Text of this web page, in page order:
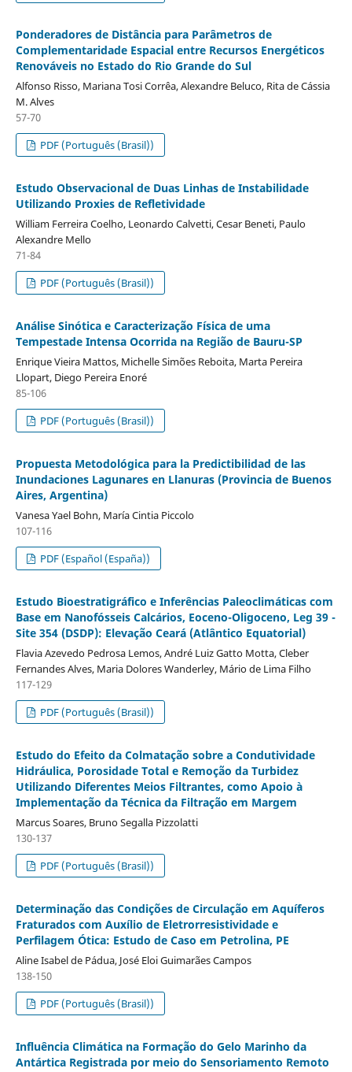
Ponderadores de Distância para Parâmetros de
Complementaridade Espacial entre Recursos Energéticos
Renováveis no Estado do Rio Grande do Sul
Alfonso Risso, Mariana Tosi Corrêa, Alexandre Beluco, Rita de Cássia
M. Alves
57-70
PDF (Português (Brasil))
Estudo Observacional de Duas Linhas de Instabilidade
Utilizando Proxies de Refletividade
William Ferreira Coelho, Leonardo Calvetti, Cesar Beneti, Paulo
Alexandre Mello
71-84
PDF (Português (Brasil))
Análise Sinótica e Caracterização Física de uma
Tempestade Intensa Ocorrida na Região de Bauru-SP
Enrique Vieira Mattos, Michelle Simões Reboita, Marta Pereira
Llopart, Diego Pereira Enoré
85-106
PDF (Português (Brasil))
Propuesta Metodológica para la Predictibilidad de las
Inundaciones Lagunares en Llanuras (Provincia de Buenos
Aires, Argentina)
Vanesa Yael Bohn, María Cintia Piccolo
107-116
PDF (Español (España))
Estudo Bioestratigráfico e Inferências Paleoclimáticas com
Base em Nanofósseis Calcários, Eoceno-Oligoceno, Leg 39 -
Site 354 (DSDP): Elevação Ceará (Atlântico Equatorial)
Flavia Azevedo Pedrosa Lemos, André Luiz Gatto Motta, Cleber
Fernandes Alves, Maria Dolores Wanderley, Mário de Lima Filho
117-129
PDF (Português (Brasil))
Estudo do Efeito da Colmatação sobre a Condutividade
Hidráulica, Porosidade Total e Remoção da Turbidez
Utilizando Diferentes Meios Filtrantes, como Apoio à
Implementação da Técnica da Filtração em Margem
Marcus Soares, Bruno Segalla Pizzolatti
130-137
PDF (Português (Brasil))
Determinação das Condições de Circulação em Aquíferos
Fraturados com Auxílio de Eletrorresistividade e
Perfilagem Ótica: Estudo de Caso em Petrolina, PE
Aline Isabel de Pádua, José Eloi Guimarães Campos
138-150
PDF (Português (Brasil))
Influência Climática na Formação do Gelo Marinho da
Antártica Registrada por meio do Sensoriamento Remoto